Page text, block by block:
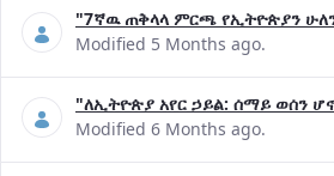
"7ኛዉ ጠቅላላ ምርጫ የኢትዮጵያን
Modified 5 Months ago.
"ለኢትዮጵያ አየር ኃይል: ሰማይ ወሰን
Modified 6 Months ago.